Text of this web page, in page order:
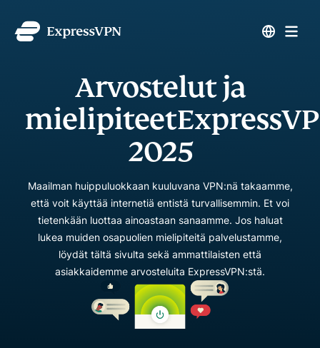
Arvostelut ja
mielipiteet
2025
Maailman huippuluokkaan kuuluvana VPN:nä takaamme,
että voit käyttää internetiä entistä turvallisemmin. Et voi
tietenkään luottaa ainoastaan sanaamme. Jos haluat
lukea muiden osapuolien mielipiteitä palvelustamme,
löydät tältä sivulta sekä ammattilaisten että
asiakkaidemme arvosteluita ExpressVPN:stä.